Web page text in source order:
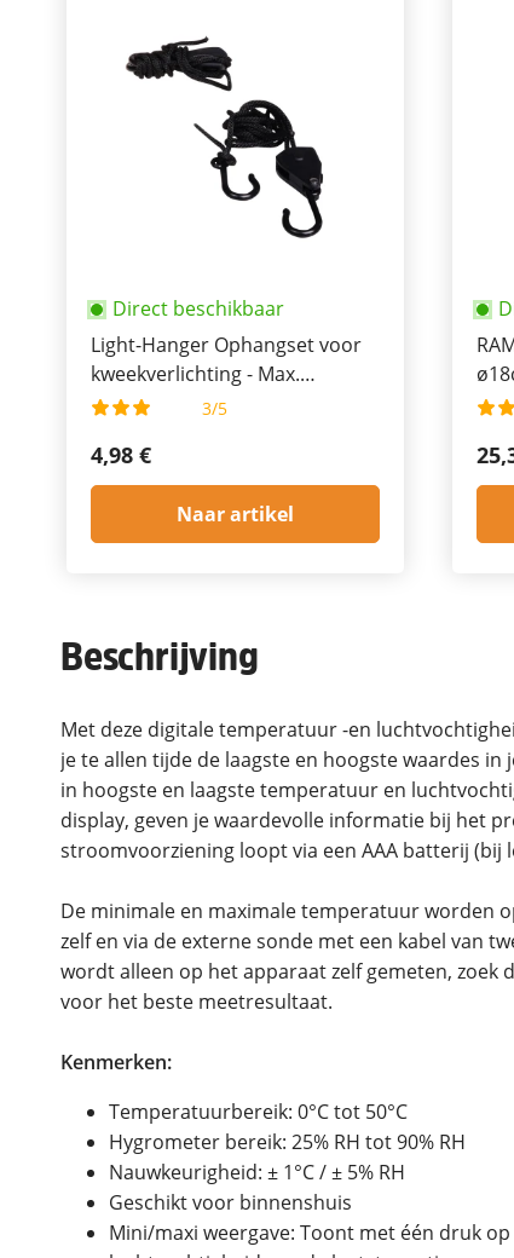
Direct beschikbaar
Light-Hanger Ophangset voor
kweekverlichting - Max.
belasting 5Kg3/5
4,98 €
Naar artikel
Beschrijving
Met deze digitale temperatuur -en
je te allen tijde de laagste en hoogste waardes in
in hoogste en laagste temperatuur en
display, geven je waardevolle informatie bij het
stroomvoorziening loopt via een AAA batterij (bij
De minimale en maximale temperatuur worden
zelf en via de externe sonde met een kabel van
wordt alleen op het apparaat zelf gemeten, zoek
voor het beste meetresultaat.
Kenmerken:
Temperatuurbereik: 0°C tot 50°C
Hygrometer bereik: 25% RH tot 90% RH
Nauwkeurigheid: ± 1°C / ± 5% RH
Geschikt voor binnenshuis
Mini/maxi weergave: Toont met één druk